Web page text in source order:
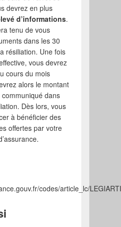
devrez en plus
d’informations.
tenu de vous
dans les 30
résiliation. Une fois
vous devrez
cours du mois
alors le montant
dans
Dès lors, vous
à bénéficier des
offertes par votre
codes/article_lc/